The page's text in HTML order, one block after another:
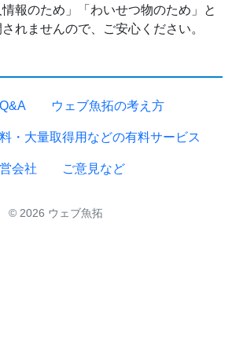
報のため」「わいせつ物のため」と
れませんので、ご安心ください。
Q&A ウェブ魚拓の考え方
・大量取得用などの有料サービス
会社 ご意見など
© 2026 ウェブ魚拓